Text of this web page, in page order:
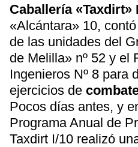
Caballería «Taxdirt»
«Alcántara» 10,
de las unidades del
de Melilla» nº 52 y el
Ingenieros Nº 8 para
ejercicios de
Pocos días antes, y
Programa Anual de
Taxdirt I/10 realizó